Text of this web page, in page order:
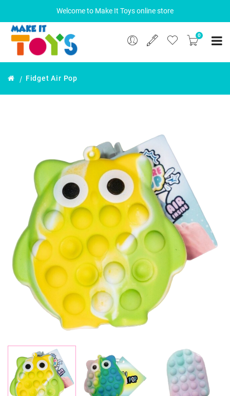
Welcome to Make It Toys online store
0
Fidget Air Pop